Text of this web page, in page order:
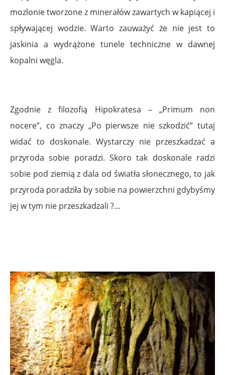
mozlonie tworzone z minerałów zawartych w kapiącej i
spływającej wodzie. Warto zauważyć że nie jest to
jaskinia a wydrążone tunele techniczne w dawnej
kopalni węgla.
Zgodnie z filozofią Hipokratesa – „Primum non
nocere”, co znaczy „Po pierwsze nie szkodzić” tutaj
widać to doskonale. Wystarczy nie przeszkadzać a
przyroda sobie poradzi. Skoro tak doskonale radzi
sobie pod ziemią z dala od światła słonecznego, to jak
przyroda poradziła by sobie na powierzchni gdybyśmy
jej w tym nie przeszkadzali ?…